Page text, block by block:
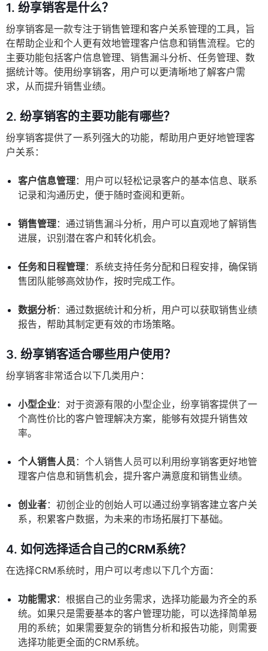
1. 纷享销客是什么？
纷享销客是一款专注于销售管理和客户关系管理的工具，旨
在帮助企业和个人更有效地管理客户信息和销售流程。它的
主要功能包括客户信息管理、销售漏斗分析、任务管理、数
据统计等。使用纷享销客，用户可以更清晰地了解客户需
求，从而提升销售业绩。
2. 纷享销客的主要功能有哪些？
纷享销客提供了一系列强大的功能，帮助用户更好地管理客
户关系：
客户信息管理：用户可以轻松记录客户的基本信息、联系
记录和沟通历史，便于随时查阅和更新。
销售管理：通过销售漏斗分析，用户可以直观地了解销售
进展，识别潜在客户和转化机会。
任务和日程管理：系统支持任务分配和日程安排，确保销
售团队能够高效协作，按时完成工作。
数据分析：通过数据统计和分析，用户可以获取销售业绩
报告，帮助其制定更有效的市场策略。
3. 纷享销客适合哪些用户使用？
纷享销客非常适合以下几类用户：
小型企业：对于资源有限的小型企业，纷享销客提供了一
个高性价比的客户管理解决方案，能够有效提升销售效
率。
个人销售人员 ：个人销售人员可以利用纷享销客更好地管
理客户信息和销售机会，提升客户满意度和销售业绩。
创业者：初创企业的创始人可以通过纷享销客建立客户关
系，积累客户数据，为未来的市场拓展打下基础。
4. 如何选择适合自己的CRM系统？
在选择CRM系统时，用户可以考虑以下几个方面：
功能需求：根据自己的业务需求，选择功能最为齐全的系
统。如果只是需要基本的客户管理功能，可以选择简单易
用的系统；如果需要复杂的销售分析和报告功能，则需要
选择功能更全面的CRM系统。